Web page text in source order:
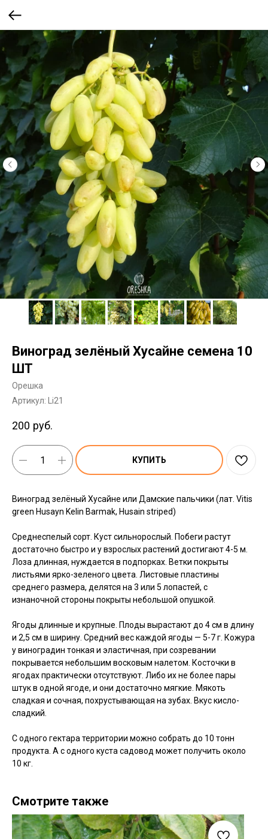
Виноград зелёный Хусайне семена 10
ШТ
Орешка
Артикул:
Li21
200 руб.
КУПИТЬ
Виноград зелёный Хусайне или Дамские пальчики (лат. Vitis
green Husayn Kelin Barmak, Husain striped)
Среднеспелый сорт. Куст сильнорослый. Побеги растут
достаточно быстро и у взрослых растений достигают 4-5 м.
Лоза длинная, нуждается в подпорках. Ветки покрыты
листьями ярко-зеленого цвета. Листовые пластины
среднего размера, делятся на 3 или 5 лопастей, с
изнаночной стороны покрыты небольшой опушкой.
Ягоды длинные и крупные. Плоды вырастают до 4 см в длину
и 2,5 см в ширину. Средний вес каждой ягоды — 5-7 г. Кожура
у виноградин тонкая и эластичная, при созревании
покрывается небольшим восковым налетом. Косточки в
ягодах практически отсутствуют. Либо их не более пары
штук в одной ягоде, и они достаточно мягкие. Мякоть
сладкая и сочная, похрустывающая на зубах. Вкус кисло-
сладкий.
С одного гектара территории можно собрать до 10 тонн
продукта. А с одного куста садовод может получить около
10 кг.
Смотрите также